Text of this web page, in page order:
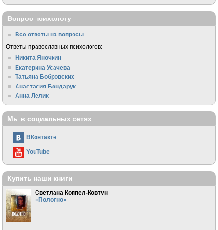
Вопрос психологу
Все ответы на вопросы
Ответы православных психологов:
Никита Яночкин
Екатерина Усачева
Татьяна Бобровских
Анастасия Бондарук
Анна Лелик
Мы в социальных сетях
ВКонтакте
YouTube
Купить наши книги
Светлана Коппел-Ковтун
«Полотно»